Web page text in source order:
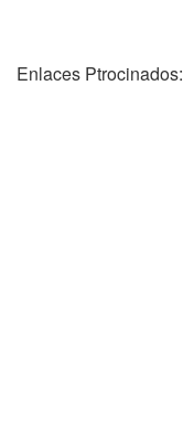
Enlaces Ptrocinados: